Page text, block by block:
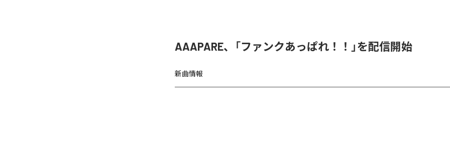
AAAPARE、「ファンクあっぱれ！！」を配信開始
新曲情報